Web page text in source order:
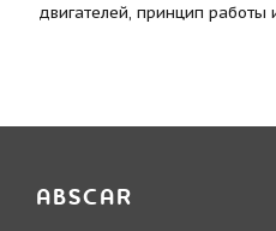
двигателей, принцип работы
ABSCAR